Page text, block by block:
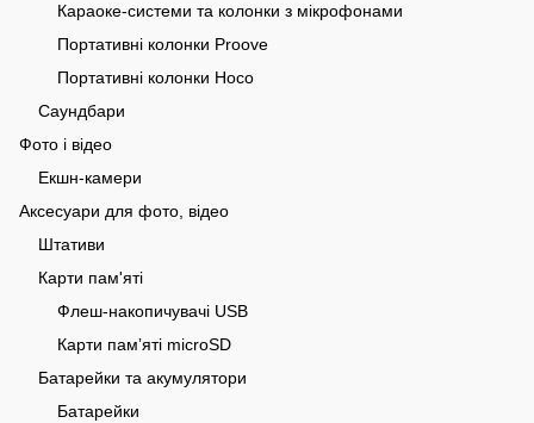
Караоке-системи та колонки з мікрофонами
Портативні колонки Proove
Портативні колонки Hoco
Саундбари
Фото і відео
Екшн-камери
Аксесуари для фото, відео
Штативи
Карти пам'яті
Флеш-накопичувачі USB
Карти памʼяті microSD
Батарейки та акумулятори
Батарейки